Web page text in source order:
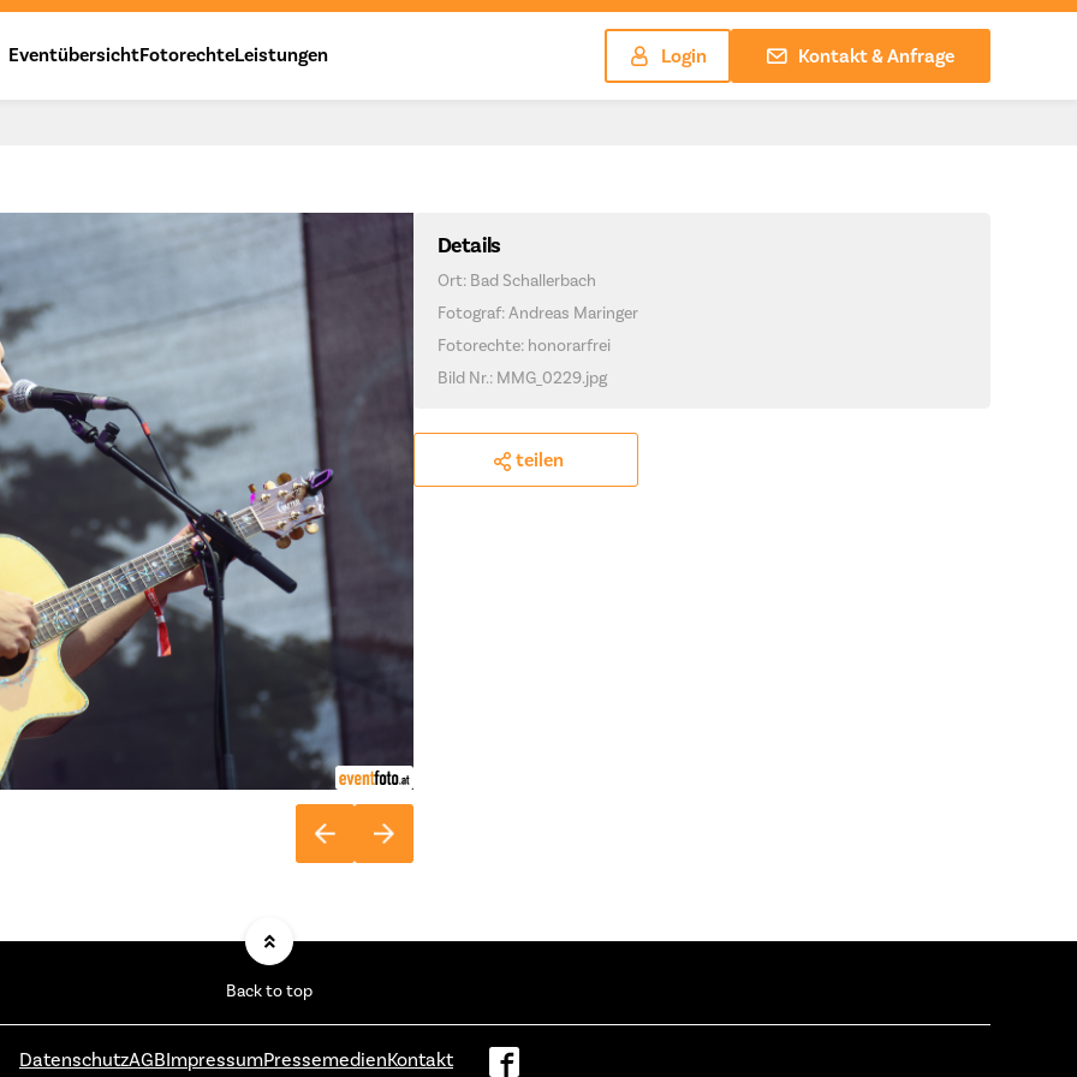
EventübersichtFotorechteLeistungen Login Kontakt & Anfrage
Details
Ort: Bad Schallerbach
Fotograf: Andreas Maringer
Fotorechte: honorarfrei
Bild Nr.: MMG_0229.jpg
teilen
Back to top
DatenschutzAGBImpressumPressemedienKontakt